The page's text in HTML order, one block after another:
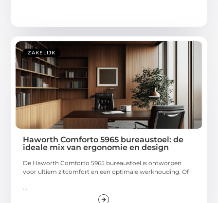
ZAKELIJK
Haworth Comforto 5965 bureaustoel: de
ideale mix van ergonomie en design
De Haworth Comforto 5965 bureaustoel is ontworpen
voor ultiem zitcomfort en een optimale werkhouding. Of
...